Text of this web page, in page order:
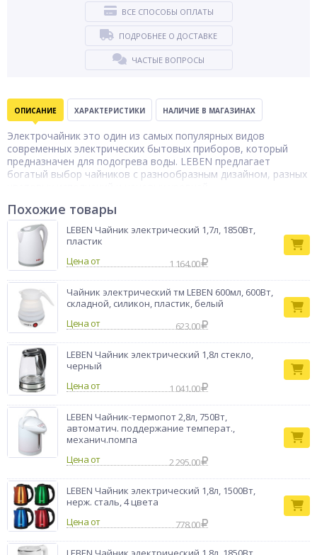
ВСЕ СПОСОБЫ ОПЛАТЫ
ПОДРОБНЕЕ О ДОСТАВКЕ
ЧАСТЫЕ ВОПРОСЫ
ОПИСАНИЕ ХАРАКТЕРИСТИКИ НАЛИЧИЕ В МАГАЗИНАХ
Электрочайник это один из самых популярных видов
современных электрических бытовых приборов, который
предназначен для подогрева воды. LEBEN предлагает
богатый выбор чайников с разнообразным дизайном, разных
Тип товара
электрический
Бренд
LEBEN
Похожие товары
LEBEN Чайник электрический 1,7л, 1850Вт,
пластик
Цена от
1 164.00
Чайник электрический тм LEBEN 600мл, 600Вт,
складной, силикон, пластик, белый
Цена от
623.00
LEBEN Чайник электрический 1,8л стекло,
черный
Цена от
1 041.00
LEBEN Чайник-термопот 2,8л, 750Вт,
автоматич. поддержание температ.,
механич.помпа
Цена от
2 295.00
LEBEN Чайник электрический 1,8л, 1500Вт,
нерж. сталь, 4 цвета
Цена от
778.00